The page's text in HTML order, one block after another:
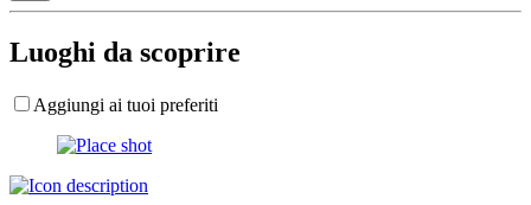
Luoghi da scoprire
Aggiungi ai tuoi preferiti